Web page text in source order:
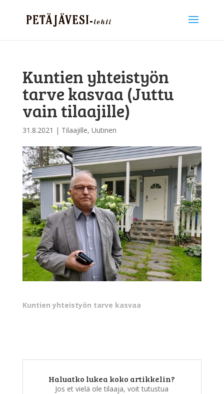
Kuntien yhteistyön
tarve kasvaa (Juttu
vain tilaajille)
31.8.2021 | Tilaajille, Uutinen
Kuntien yhteistyön tarve kasvaa
Haluatko lukea koko artikkelin?
Jos et vielä ole tilaaja, voit tutustua